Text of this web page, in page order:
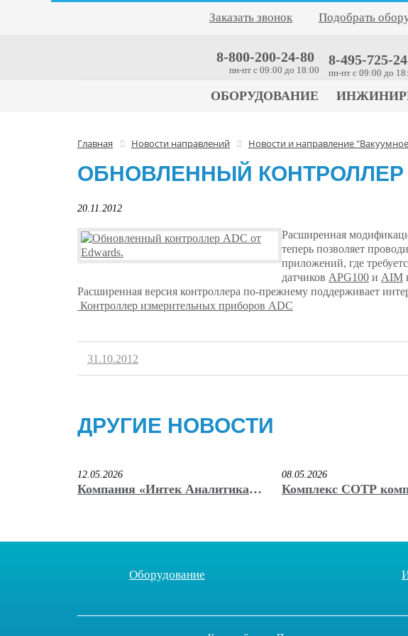
Заказать звонок Подобрать
8-800-200-24-80
пн-пт c 09:00 до 18:00
8-495-725-
пн-пт c 09:00 до
ОБОРУДОВАНИЕ
Главная Новости направлений Новости и направление
ОБНОВЛЕННЫЙ КОНТРОЛЛЕР
20.11.2012
Расширенная
теперь позволяет
приложений, где
датчиков APG100 и AIM
Расширенная версия контроллера по-прежнему поддерживает
Контроллер измерительных приборов ADC
31.10.2012
ДРУГИЕ НОВОСТИ
12.05.2026
Компания «Интек Аналитика»
С.Б. Нестерова
08.05.2026
Комплекс СОТР
инновационный
Оборудование